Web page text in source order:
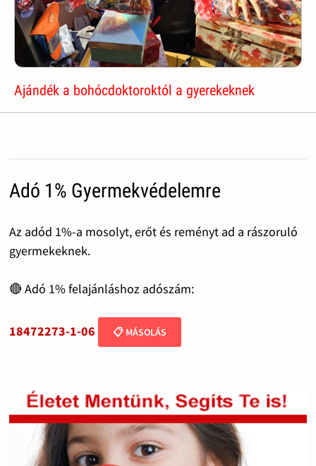
Ajándék a bohócdoktoroktól a gyerekeknek
Adó 1% Gyermekvédelemre
Az adód 1%-a mosolyt, erőt és reményt ad a rászoruló
gyermekeknek.
🔴 Adó 1% felajánláshoz adószám:
18472273-1-06 📋 MÁSOLÁS